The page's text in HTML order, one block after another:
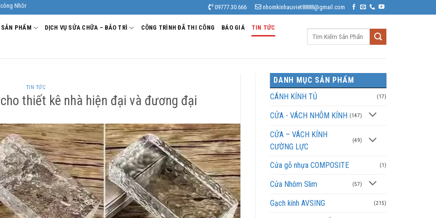
tín, chất lượng. 09777.30.666 nhomkinhauviet8888@gmail.com
SẢN PHẨM DỊCH VỤ SỬA CHỮA – BẢO TRÌ CÔNG TRÌNH ĐÃ THI CÔNG BÁO GIÁ TIN TỨC
TIN TỨC
thiết kê nhà hiện đại và đương đại
DANH MỤC SẢN PHẨM
CÁNH KÍNH TỦ
(17)
CỬA - VÁCH NHÔM KÍNH (147)
CỬA – VÁCH KÍNH
CƯỜNG LỰC
(49)
Cửa gỗ nhựa COMPOSITE (1)
Cửa Nhôm Slim (57)
Gạch kính AVSING (215)